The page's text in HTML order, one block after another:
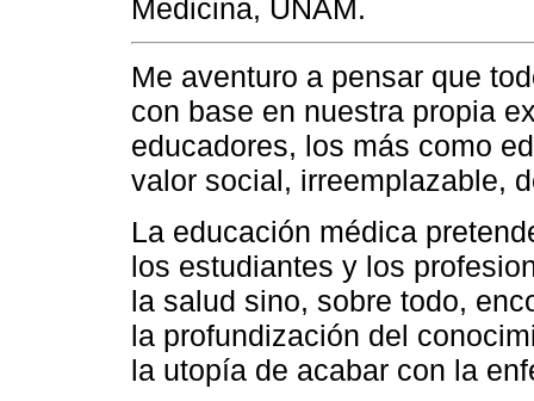
Medicina, UNAM.
Me aventuro a pensar que
con base en nuestra propia
educadores, los más como
valor social, irreemplazable,
La educación médica
los estudiantes y los
la salud sino, sobre todo,
la profundización del
la utopía de acabar con la